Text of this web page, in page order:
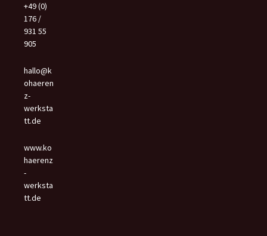
+49 (0)
176 /
931 55
905
hallo@k
ohaeren
z-
werksta
tt.de
www.ko
haerenz
-
werksta
tt.de